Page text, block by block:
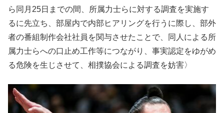
ら同月25日までの間、所属力士らに対する調査を実施す
るに先立ち、部屋内で内部ヒアリングを行うに際し、部外
者の番組制作会社社員を関与させたことで、同人による所
属力士らへの口止め工作等につながり、事実認定をゆがめ
る危険を生じさせて、相撲協会による調査を妨害〉